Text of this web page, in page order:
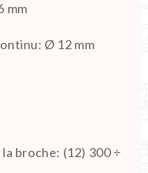
mm
: Ø 12 mm
broche: (12) 300 ÷